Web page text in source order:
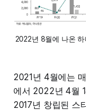
2022년 8월에 나온
2021년 4월에는
에서 2022년 4월
2017년 창립된 스